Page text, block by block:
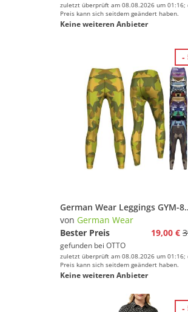
zuletzt überprüft am 08.08.2026 um 01:16;
Preis kann sich seitdem geändert haben.
Keine weiteren Anbieter
German Wear Leggings GYM-
von German Wear
Bester Preis
19,00 €
gefunden bei OTTO
zuletzt überprüft am 08.08.2026 um 01:16;
Preis kann sich seitdem geändert haben.
Keine weiteren Anbieter
-
-